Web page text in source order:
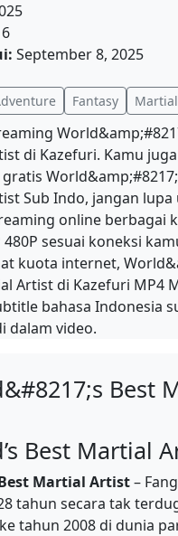
September 8, 2025
Fantasy
di Kazefuri. Kamu
Sub Indo, jangan
online berbagai
480P sesuai koneksi
kuota internet,
Artist di Kazefuri MP4
bahasa Indonesia
dalam video.
Best
Best Martial
Martial Artist–
tahun secara tak
tahun 2008 di dunia